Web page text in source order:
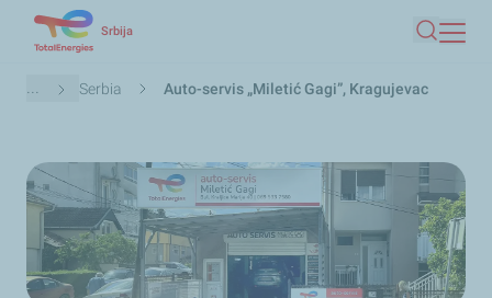
main
Srbija
Pretraga
Мрвице
... Serbia Auto-servis „Miletić Gagi”, Kragujevac